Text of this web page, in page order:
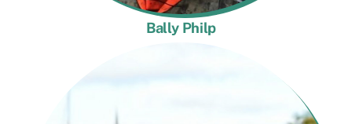
Bally Philp